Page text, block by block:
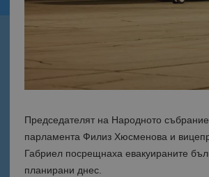
Председателят на Народното
парламента Филиз Хюсменова и
Габриел посрещнаха евакуираните
планирани днес.